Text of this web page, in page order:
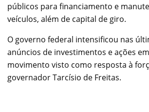
públicos para financiamento e
veículos, além de capital de giro.
O governo federal intensificou nas
anúncios de investimentos e ações
movimento visto como resposta à
governador Tarcísio de Freitas.